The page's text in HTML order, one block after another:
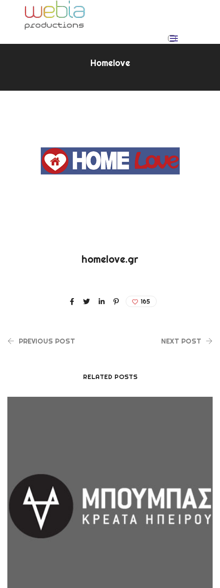
Homelove
homelove.gr
165
PREVIOUS POST NEXT POST
RELATED POSTS